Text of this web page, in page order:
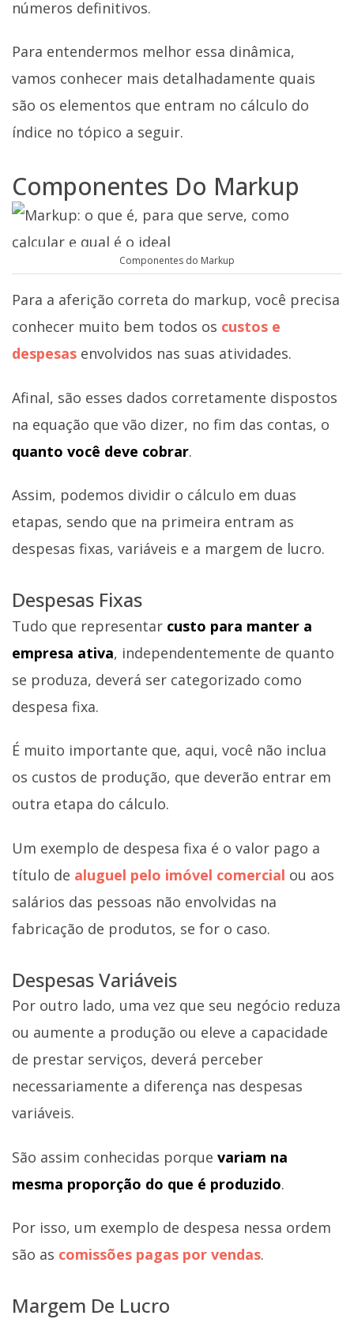
números definitivos.
Para entendermos melhor essa dinâmica,
vamos conhecer mais detalhadamente quais
são os elementos que entram no cálculo do
índice no tópico a seguir.
Componentes Do Markup
Componentes do Markup
Para a aferição correta do markup, você precisa
conhecer muito bem todos os custos e
despesas envolvidos nas suas atividades.
Afinal, são esses dados corretamente dispostos
na equação que vão dizer, no fim das contas, o
quanto você deve cobrar.
Assim, podemos dividir o cálculo em duas
etapas, sendo que na primeira entram as
despesas fixas, variáveis e a margem de lucro.
Despesas Fixas
Tudo que representar custo para manter a
empresa ativa, independentemente de quanto
se produza, deverá ser categorizado como
despesa fixa.
É muito importante que, aqui, você não inclua
os custos de produção, que deverão entrar em
outra etapa do cálculo.
Um exemplo de despesa fixa é o valor pago a
título de aluguel pelo imóvel comercial ou aos
salários das pessoas não envolvidas na
fabricação de produtos, se for o caso.
Despesas Variáveis
Por outro lado, uma vez que seu negócio reduza
ou aumente a produção ou eleve a capacidade
de prestar serviços, deverá perceber
necessariamente a diferença nas despesas
variáveis.
São assim conhecidas porque variam na
mesma proporção do que é produzido.
Por isso, um exemplo de despesa nessa ordem
são as comissões pagas por vendas.
Margem De Lucro